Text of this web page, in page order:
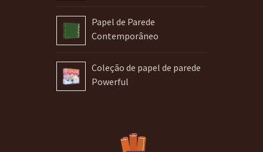
Papel de Parede
Contemporâneo
Coleção de papel de parede
Powerful